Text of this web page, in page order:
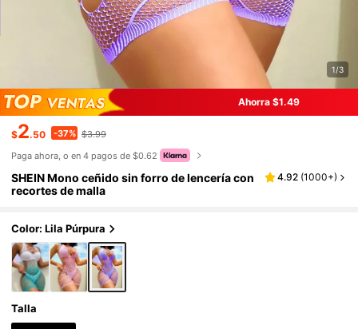
1/3
Ahorra $1.49
$2.50 -37% $3.99
Paga ahora, o en 4 pagos de $0.62
SHEIN Mono ceñido sin forro de lencería con
recortes de malla
4.92 (1000+)
Color: Lila Púrpura
Talla